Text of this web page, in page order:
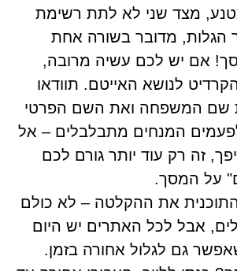
מצד שני לא לתת רשימת
הגלות, מדובר בשורה אחת
אם יש לכם עשיה מרובה,
לנושא האייטם. תוודאו
שם המשפחה ואת השם הפרטי
המנחים מתבלבלים – אל
זה רק עוד יותר גורם לכם
על המסך.
את ההקלטה – לא כולם
אבל לכל האתרים יש היום
גם לגלול אחורה בזמן.